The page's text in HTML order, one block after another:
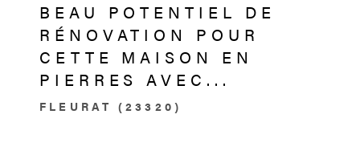
BEAU POTENTIEL DE
RÉNOVATION POUR
CETTE MAISON EN
PIERRES AVEC...
FLEURAT (23320)